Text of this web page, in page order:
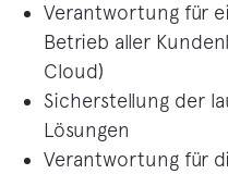
Verantwortung für
Betrieb aller
Cloud)
Sicherstellung der
Lösungen
Verantwortung für